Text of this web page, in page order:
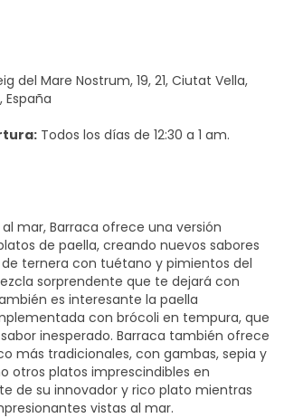
del Mare Nostrum, 19, 21, Ciutat Vella,
España
Todos los días de 12:30 a 1 am.
mar, Barraca ofrece una versión
de paella, creando nuevos sabores
de ternera con tuétano y pimientos del
sorprendente que te dejará con
es interesante la paella
con brócoli en tempura, que
inesperado. Barraca también ofrece
más tradicionales, con gambas, sepia y
otros platos imprescindibles en
de su innovador y rico plato mientras
vistas al mar.